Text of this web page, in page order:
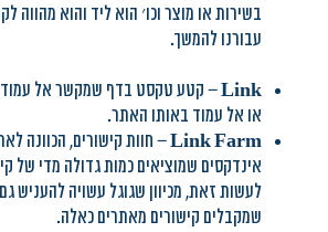
בשירות או מוצר וכו׳ הוא ליד והוא מהווה
עבורנו להמשך.
Link– קטע טקסט בדף שמקשר אל עמוד
או אל עמוד באותו האתר.
Link Farm– חוות קישורים, הכוונה
אינדקסים שמוציאים כמות גדולה מדי של
לעשות זאת, מכיוון שגוגל עשויה להעניש
שמקבלים קישורים מאתרים כאלה.